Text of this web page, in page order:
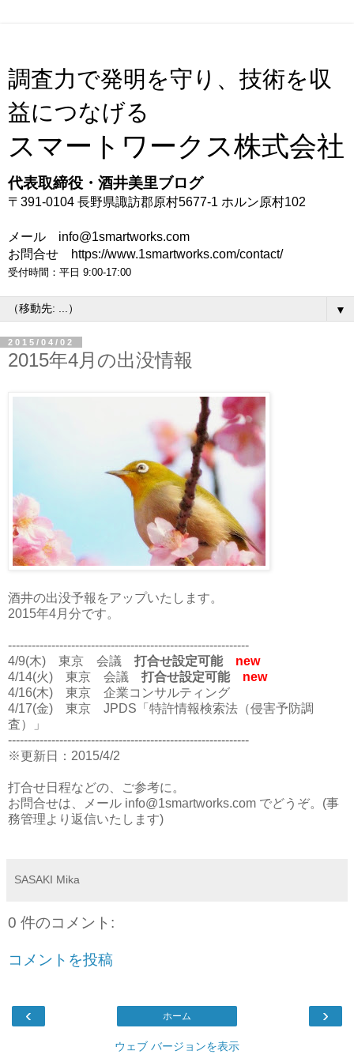
調査力で発明を守り、技術を収
益につなげる
スマートワークス株式会社
代表取締役・酒井美里ブログ
〒391-0104 長野県諏訪郡原村5677-1 ホルン原村102
メール info@1smartworks.com
お問合せ https://www.1smartworks.com/contact/
受付時間：平日 9:00-17:00
▼
2015/04/02
2015年4月の出没情報
酒井の出没予報をアップいたします。
2015年4月分です。
-------------------------------------------------------------
4/9(木) 東京 会議 打合せ設定可能
new
4/14(火) 東京 会議 打合せ設定可能
new
4/16(木) 東京 企業コンサルティング
4/17(金) 東京 JPDS「特許情報検索法（侵害予防調
査）」
-------------------------------------------------------------
※更新日：2015/4/2
打合せ日程などの、ご参考に。
お問合せは、メール info@1smartworks.com でどうぞ。(事
務管理より返信いたします)
SASAKI Mika
0 件のコメント:
コメントを投稿
‹ ›
ホーム
ウェブ バージョンを表示